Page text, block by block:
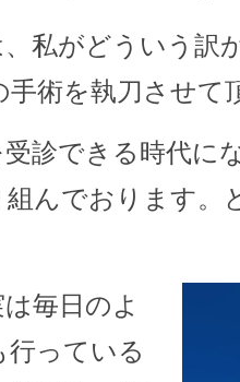
私がどういう訳
手術を執刀させて
診できる時代に
組んでおります。
毎日のよ
行っている